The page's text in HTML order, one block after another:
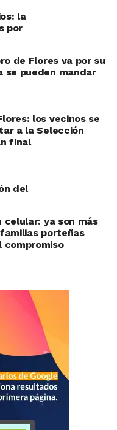
la
por
de Flores va por su
se pueden mandar
los vecinos se
a la Selección
final
del
celular: ya son más
porteñas
compromiso